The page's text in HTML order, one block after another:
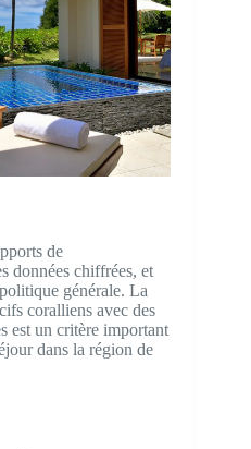
de
données chiffrées, et
générale. La
coralliens avec des
est un critère important
dans la région de